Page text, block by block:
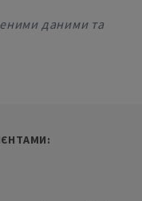
даними та